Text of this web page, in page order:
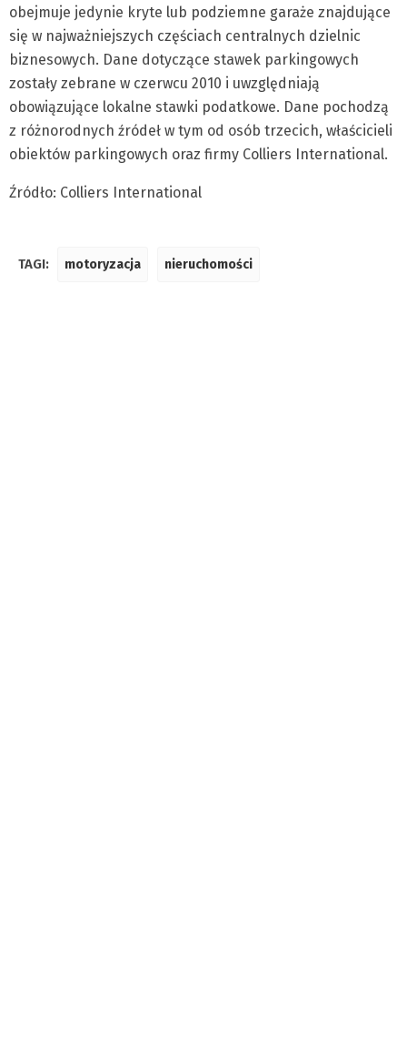
obejmuje jedynie kryte lub podziemne garaże znajdujące
się w najważniejszych częściach centralnych dzielnic
biznesowych. Dane dotyczące stawek parkingowych
zostały zebrane w czerwcu 2010 i uwzględniają
obowiązujące lokalne stawki podatkowe. Dane pochodzą
z różnorodnych źródeł w tym od osób trzecich, właścicieli
obiektów parkingowych oraz firmy Colliers International.
Źródło: Colliers International
TAGI: motoryzacja nieruchomości